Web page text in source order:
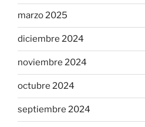
marzo 2025
diciembre 2024
noviembre 2024
octubre 2024
septiembre 2024